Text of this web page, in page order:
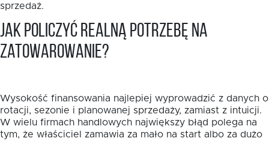
sprzedaż.
Jak policzyć realną potrzebę na
zatowarowanie?
Wysokość finansowania najlepiej wyprowadzić z danych o
rotacji, sezonie i planowanej sprzedaży, zamiast z intuicji.
W wielu firmach handlowych największy błąd polega na
tym, że właściciel zamawia za mało na start albo za dużo